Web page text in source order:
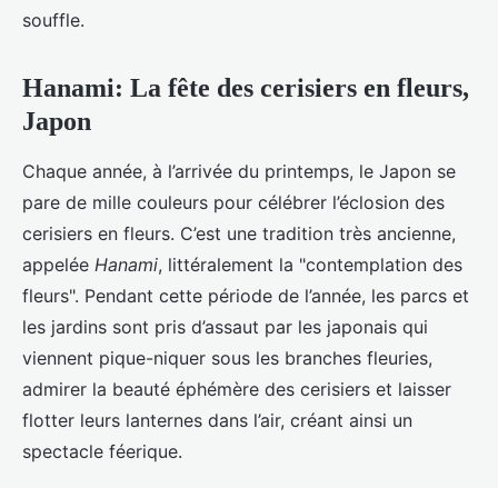
souffle.
Hanami: La fête des cerisiers en fleurs,
Japon
Chaque année, à l’arrivée du printemps, le Japon se
pare de mille couleurs pour célébrer l’éclosion des
cerisiers en fleurs. C’est une tradition très ancienne,
appelée Hanami, littéralement la "contemplation des
fleurs". Pendant cette période de l’année, les parcs et
les jardins sont pris d’assaut par les japonais qui
viennent pique-niquer sous les branches fleuries,
admirer la beauté éphémère des cerisiers et laisser
flotter leurs lanternes dans l’air, créant ainsi un
spectacle féerique.